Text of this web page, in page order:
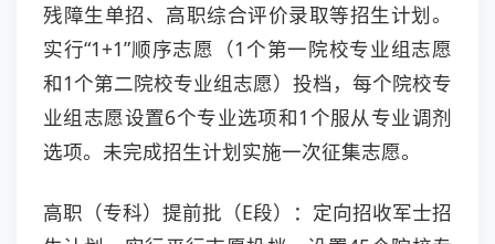
残障生单招、高职综合评价录取等招生计划。
实行“1+1”顺序志愿（1个第一院校专业组志愿
和1个第二院校专业组志愿）投档，每个院校专
业组志愿设置6个专业选项和1个服从专业调剂
选项。未完成招生计划实施一次征集志愿。
高职（专科）提前批（E段）：定向招收军士招